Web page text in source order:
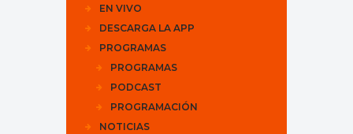
EN VIVO
DESCARGA LA APP
PROGRAMAS
PROGRAMAS
PODCAST
PROGRAMACIÓN
NOTICIAS